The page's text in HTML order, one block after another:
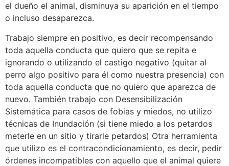
el dueño el animal, disminuya su aparición en el tiempo
o incluso desaparezca.
Trabajo siempre en positivo, es decir recompensando
toda aquella conducta que quiero que se repita e
ignorando o utilizando el castigo negativo (quitar al
perro algo positivo para él como nuestra presencia) con
toda aquella conducta que no quiero que aparezca de
nuevo. También trabajo con Desensibilización
Sistemática para casos de fobias y miedos, no utilizo
técnicas de Inundación (si tiene miedo a los petardos
meterle en un sitio y tirarle petardos) Otra herramienta
que utilizo es el contracondicionamiento, es decir, pedir
órdenes incompatibles con aquello que el animal quiere